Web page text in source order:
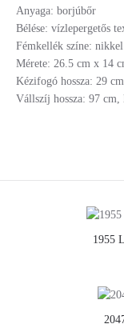
Anyaga: borjúbőr
Bélése: vízlepergetős
Fémkellék színe: nikkel
Mérete: 26.5 cm x 14
Kézifogó hossza: 29
Vállszíj hossza: 97 cm,
1955